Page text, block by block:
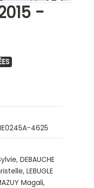
-
4625
DEBAUCHE
LEBUGLE
Magali,